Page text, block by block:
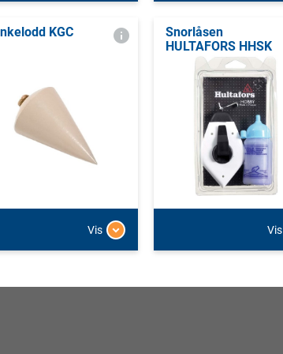
KGC
Vis
Snorlåsen
HULTAFORS HHSK
Vis